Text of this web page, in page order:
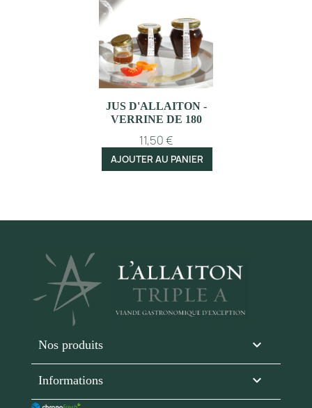
JUS D'ALLAITON -
VERRINE DE 180
11,50 €
AJOUTER AU PANIER
Nos produits 
Informations keyboard_arrow_down